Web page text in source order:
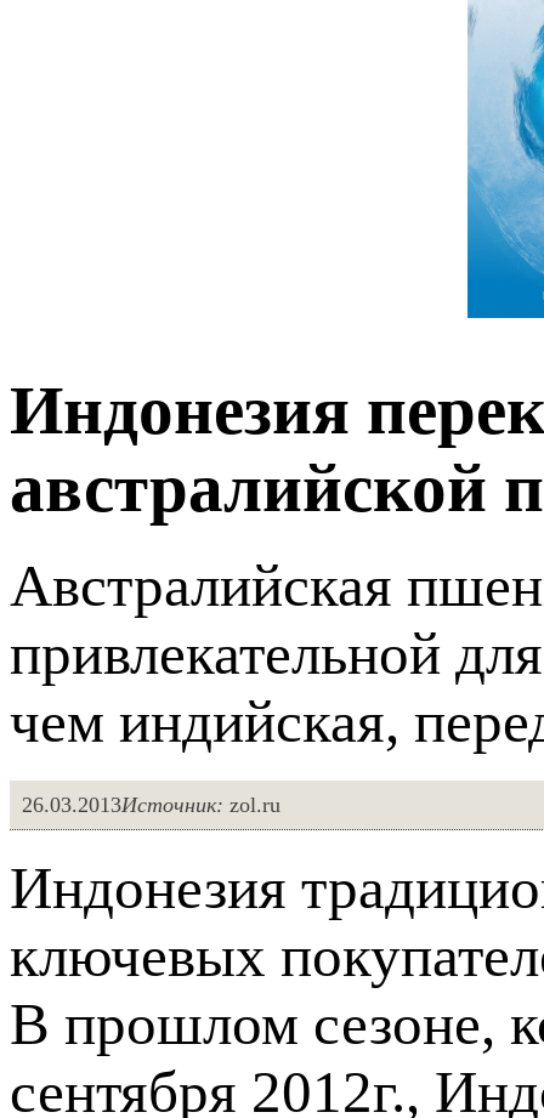
Индонезия
австралийской
Австралийская
привлекательной
чем индийская,
26.03.2013Источник: zol.ru
Индонезия
ключевых
В прошлом сезоне,
сентября 2012г.,